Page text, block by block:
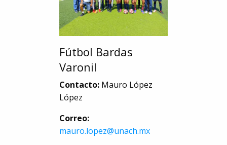
Fútbol Bardas
Varonil
Contacto: Mauro López
López
Correo:
mauro.lopez@unach.mx